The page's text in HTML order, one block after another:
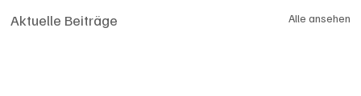
Aktuelle Beiträge Alle ansehen